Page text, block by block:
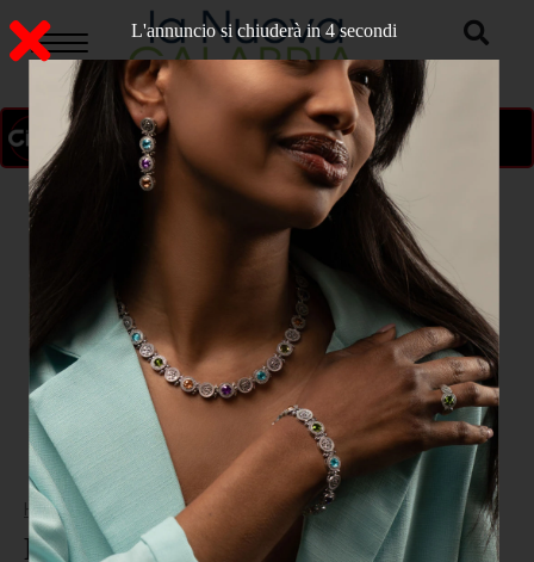
ON AIR
Home > VIBO VALENTIA
Pizzo, sequestrati ombrelloni e
L'annuncio si chiuderà in 3 secondi